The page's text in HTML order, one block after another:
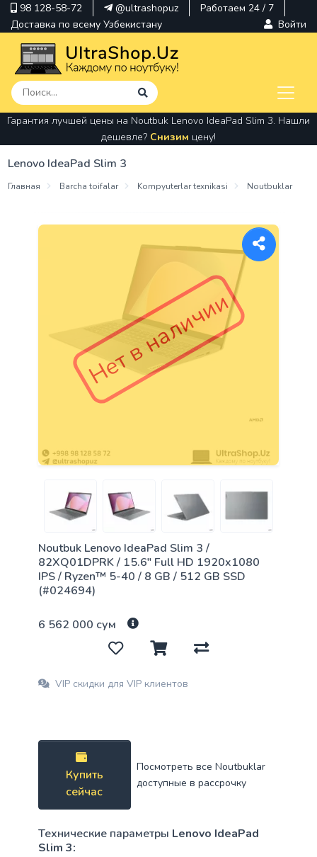
98 128-58-72 @ultrashopuz
Работаем 24 / 7
Доставка по всему Узбекистану
Войти
pavilion
kindle
envy
Гарантия лучшей цены на Noutbuk Lenovo IdeaPad Slim 3. Нашли
дешевле? Снизим цену!
Lenovo IdeaPad Slim 3
Главная Barcha toifalar Kompyuterlar texnikasi Noutbuklar
Нет в наличии
Noutbuk Lenovo IdeaPad Slim 3 /
82XQ01DPRK / 15.6" Full HD 1920x1080
IPS / Ryzen™ 5-40 / 8 GB / 512 GB SSD
(#024694)
6 562 000 сум
VIP скидки для VIP клиентов
Купить
сейчас
Посмотреть все Noutbuklar
доступные в рассрочку
Технические параметры Lenovo IdeaPad
Slim 3: